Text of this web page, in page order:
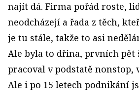
najít dá. Firma pořád roste,
neodcházejí a řada z těch,
je tu stále, takže to asi
Ale byla to dřina, prvních pět
pracoval v podstatě nonstop,
Ale i po 15 letech podnikání